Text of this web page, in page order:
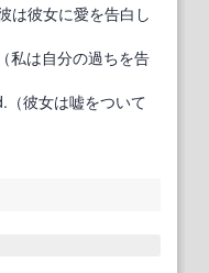
は彼女に愛を告白し
私は自分の過ちを告
（彼女は嘘をついて